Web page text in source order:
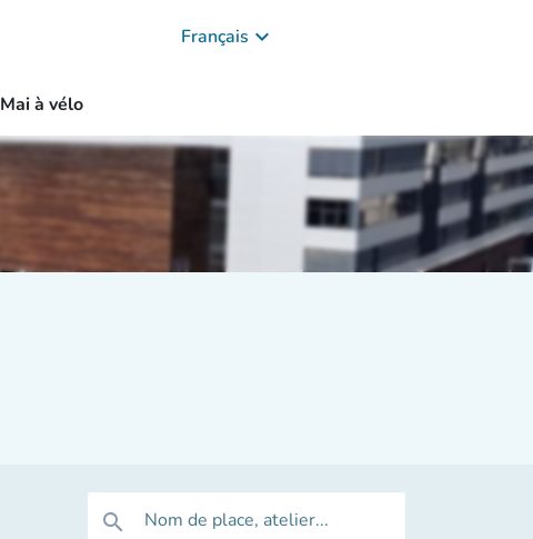
Français keyboard_arrow_down
Mai à vélo
search Nom de place, atelier...